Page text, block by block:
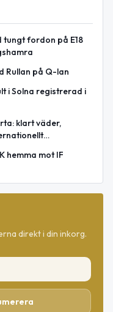
tungt fordon på E18
Rullan på Q-lan
i Solna registrerad i
klart väder,
hemma mot IF
direkt i din inkorg.